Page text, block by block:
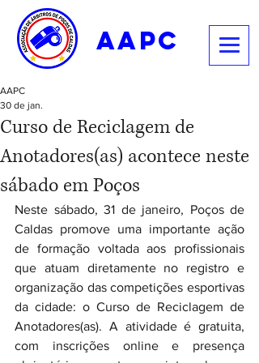
aapc
Curso de Reciclagem de
Anotadores(as) acontece neste
sábado em Poços
AAPC
30 de jan.
Neste sábado, 31 de janeiro, Poços de
Caldas promove uma importante ação
de formação voltada aos profissionais
que atuam diretamente no registro e
organização das competições esportivas
da cidade: o Curso de Reciclagem de
Anotadores(as). A atividade é gratuita,
com inscrições online e presença